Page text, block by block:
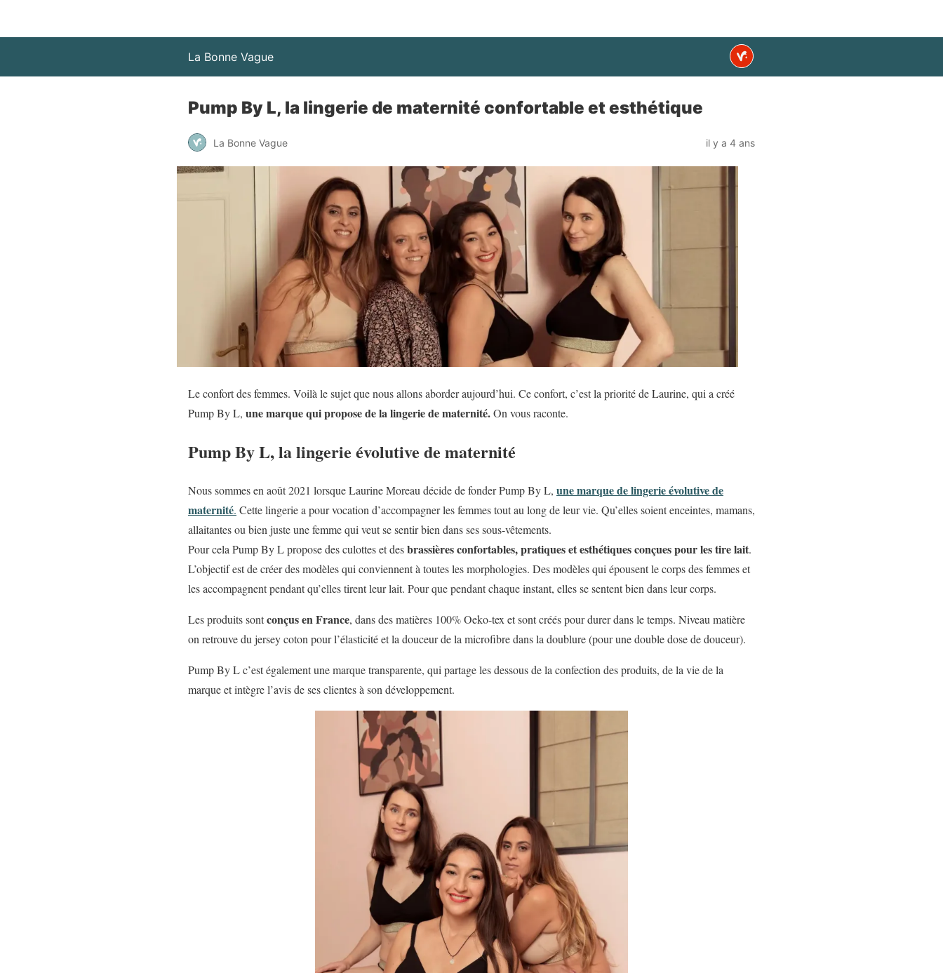
La Bonne Vague
Pump By L, la lingerie de maternité confortable et esthétique
La Bonne Vague il y a 4 ans
Le confort des femmes. Voilà le sujet que nous allons aborder aujourd’hui. Ce confort, c’est la priorité de Laurine, qui a créé
Pump By L, une marque qui propose de la lingerie de maternité.On vous raconte.
Pump By L, la lingerie évolutive de maternité
Nous sommes en août 2021 lorsque Laurine Moreau décide de fonder Pump By L, une marque de lingerie évolutive de
maternité. Cette lingerie a pour vocation d’accompagner les femmes tout au long de leur vie. Qu’elles soient enceintes, mamans,
allaitantes ou bien juste une femme qui veut se sentir bien dans ses sous-vêtements.
Pour cela Pump By L propose des culottes et desbrassières confortables, pratiques et esthétiques conçues pour les tire lait.
L’objectif est de créer des modèles qui conviennent à toutes les morphologies. Des modèles qui épousent le corps des femmes et
les accompagnent pendant qu’elles tirent leur lait. Pour que pendant chaque instant, elles se sentent bien dans leur corps.
Les produits sontconçus en France, dans des matières 100% Oeko-tex et sont créés pour durer dans le temps. Niveau matière
on retrouve du jersey coton pour l’élasticité et la douceur de la microfibre dans la doublure (pour une double dose de douceur).
Pump By L c’est également une marque transparente, qui partage les dessous de la confection des produits, de la vie de la
marque et intègre l’avis de ses clientes à son développement.